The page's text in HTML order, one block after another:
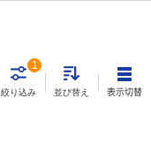
絞り込み
1
並び替え 表示切替